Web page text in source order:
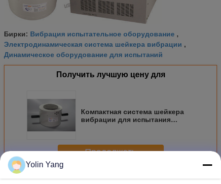
Бирки: Вибрация испытательное оборудование ,
Электродинамическая система шейкера вибрации ,
Динамическое оборудование для испытаний
Получить лучшую цену для
Компактная система шейкера
вибрации для испытания
Продолжать
БольшеВибростенд электродинамический
Yolin Yang